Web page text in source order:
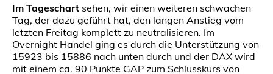
Im Tageschart sehen, wir einen weiteren schwachen
Tag, der dazu geführt hat, den langen Anstieg vom
letzten Freitag komplett zu neutralisieren. Im
Overnight Handel ging es durch die Unterstützung von
15923 bis 15886 nach unten durch und der DAX wird
mit einem ca. 90 Punkte GAP zum Schlusskurs von